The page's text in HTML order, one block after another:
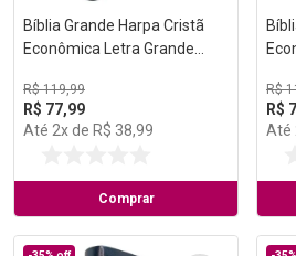
Bíblia Grande Harpa Cristã
Econômica Letra Grande
R$ 119,99
R$ 77,99
Até 2x de R$ 38,99
Comprar
R$
R$
Até